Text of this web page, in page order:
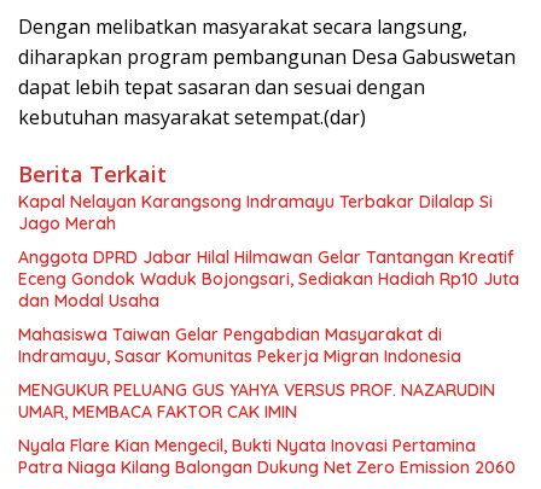
Dengan melibatkan masyarakat secara langsung,
diharapkan program pembangunan Desa Gabuswetan
dapat lebih tepat sasaran dan sesuai dengan
kebutuhan masyarakat setempat.(dar)
Berita Terkait
Kapal Nelayan Karangsong Indramayu Terbakar Dilalap Si
Jago Merah
Anggota DPRD Jabar Hilal Hilmawan Gelar Tantangan Kreatif
Eceng Gondok Waduk Bojongsari, Sediakan Hadiah Rp10 Juta
dan Modal Usaha
Mahasiswa Taiwan Gelar Pengabdian Masyarakat di
Indramayu, Sasar Komunitas Pekerja Migran Indonesia
MENGUKUR PELUANG GUS YAHYA VERSUS PROF. NAZARUDIN
UMAR, MEMBACA FAKTOR CAK IMIN
Nyala Flare Kian Mengecil, Bukti Nyata Inovasi Pertamina
Patra Niaga Kilang Balongan Dukung Net Zero Emission 2060